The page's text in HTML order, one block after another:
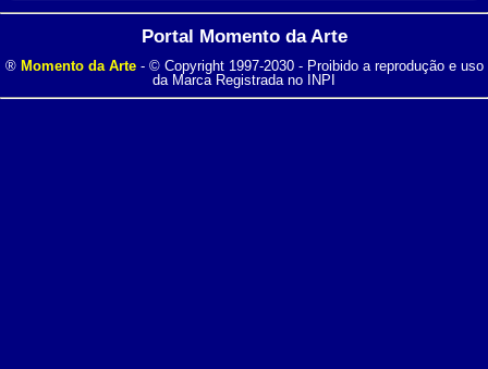
Portal Momento da Arte
® Momento da Arte- © Copyright 1997-2030 - Proibido a reprodução e uso
da Marca Registrada no INPI